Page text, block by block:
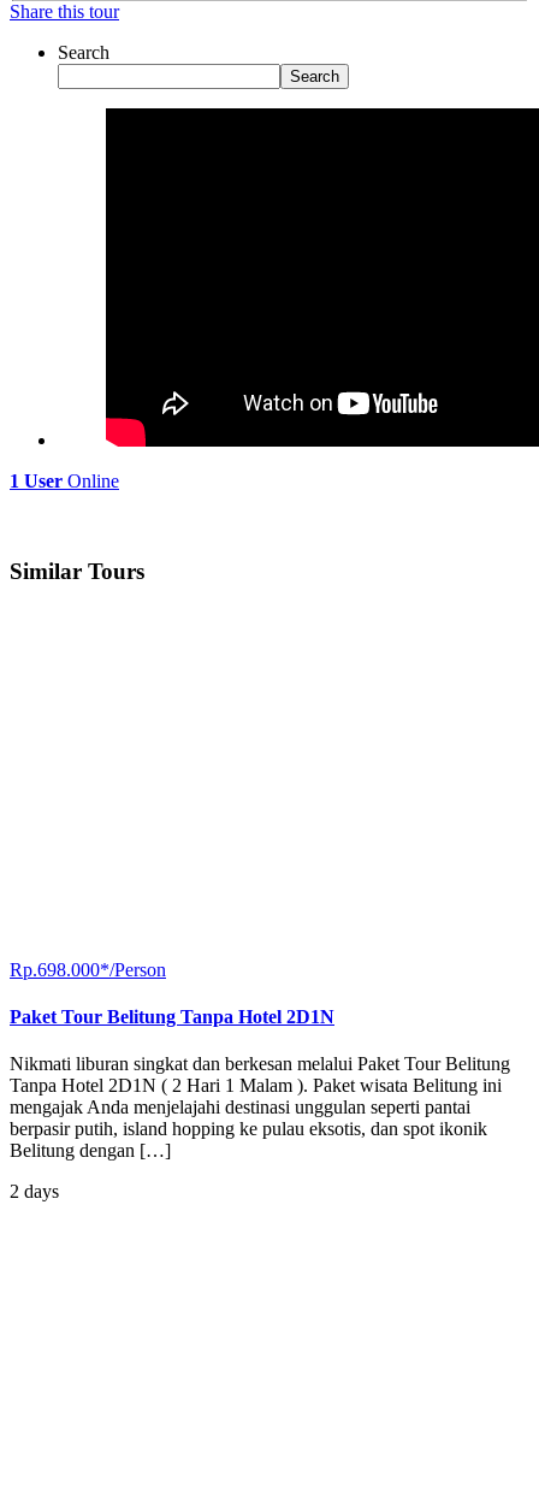
Share this tour
Search
Search
1 User Online
Similar Tours
Rp.698.000*/Person
Paket Tour Belitung Tanpa Hotel 2D1N
Nikmati liburan singkat dan berkesan melalui Paket Tour Belitung
Tanpa Hotel 2D1N ( 2 Hari 1 Malam ). Paket wisata Belitung ini
mengajak Anda menjelajahi destinasi unggulan seperti pantai
berpasir putih, island hopping ke pulau eksotis, dan spot ikonik
Belitung dengan […]
2 days